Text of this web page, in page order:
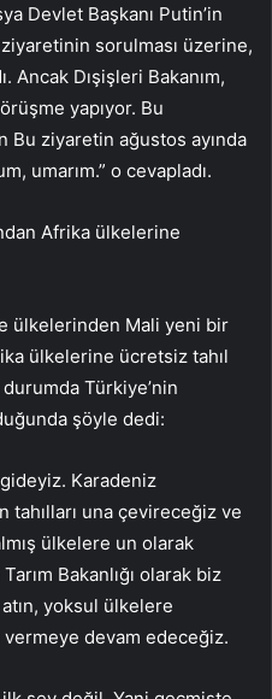
Devlet Başkanı Putin’in
sorulması üzerine,
Ancak Dışişleri Bakanım,
yapıyor. Bu
ziyaretin ağustos ayında
umarım.” o cevapladı.
Afrika ülkelerine
ülkelerinden Mali yeni bir
ülkelerine ücretsiz tahıl
Türkiye’nin
şöyle dedi:
Karadeniz
tahılları una çevireceğiz ve
ülkelere un olarak
Bakanlığı olarak biz
atın, yoksul ülkelere
vermeye devam edeceğiz.